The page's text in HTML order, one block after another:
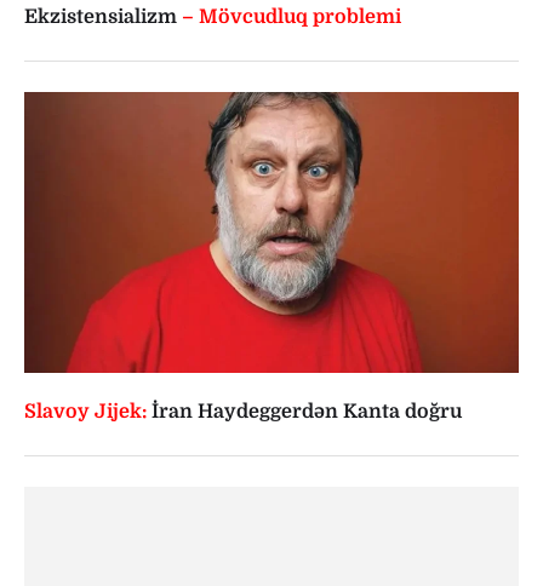
Ekzistensializm – Mövcudluq problemi
Slavoy Jijek: İran Haydeggerdən Kanta doğru